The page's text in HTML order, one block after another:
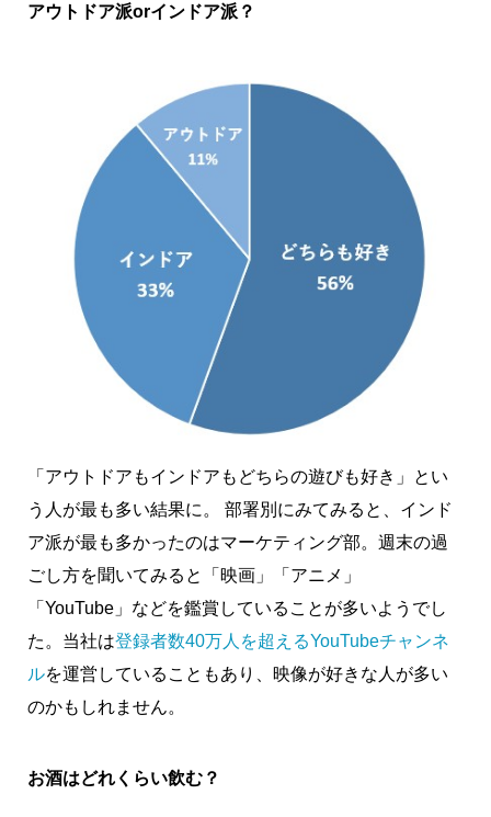
アウトドア派orインドア派？
「アウトドアもインドアもどちらの遊びも好き」とい
う人が最も多い結果に。 部署別にみてみると、インド
ア派が最も多かったのはマーケティング部。週末の過
ごし方を聞いてみると「映画」「アニメ」
「YouTube」などを鑑賞していることが多いようでし
た。当社は登録者数40万人を超えるYouTubeチャンネ
ルを運営していることもあり、映像が好きな人が多い
のかもしれません。
お酒はどれくらい飲む？